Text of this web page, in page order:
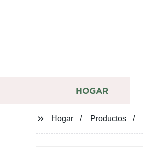
HOGAR
Hogar Productos